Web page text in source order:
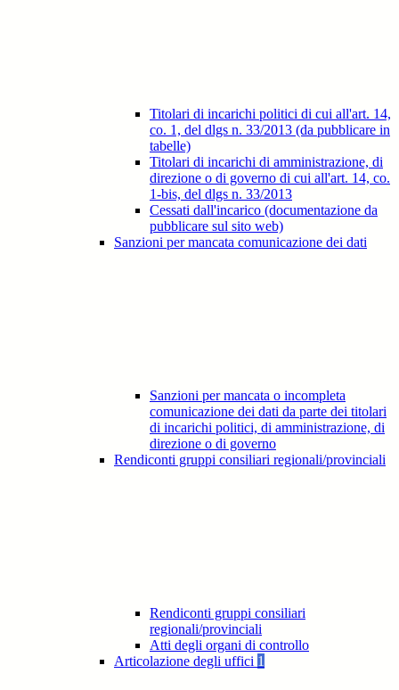
Titolari di incarichi politici di cui all'art. 14,
co. 1, del dlgs n. 33/2013 (da pubblicare in
tabelle)
Titolari di incarichi di amministrazione, di
direzione o di governo di cui all'art. 14, co.
1-bis, del dlgs n. 33/2013
Cessati dall'incarico (documentazione da
pubblicare sul sito web)
Sanzioni per mancata comunicazione dei dati
Sanzioni per mancata o incompleta
comunicazione dei dati da parte dei titolari
di incarichi politici, di amministrazione, di
direzione o di governo
Rendiconti gruppi consiliari regionali/provinciali
Rendiconti gruppi consiliari
regionali/provinciali
Atti degli organi di controllo
Articolazione degli uffici 1